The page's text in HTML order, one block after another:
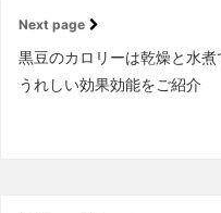
Next page
黒豆のカロリーは乾燥と水
うれしい効果効能をご紹介